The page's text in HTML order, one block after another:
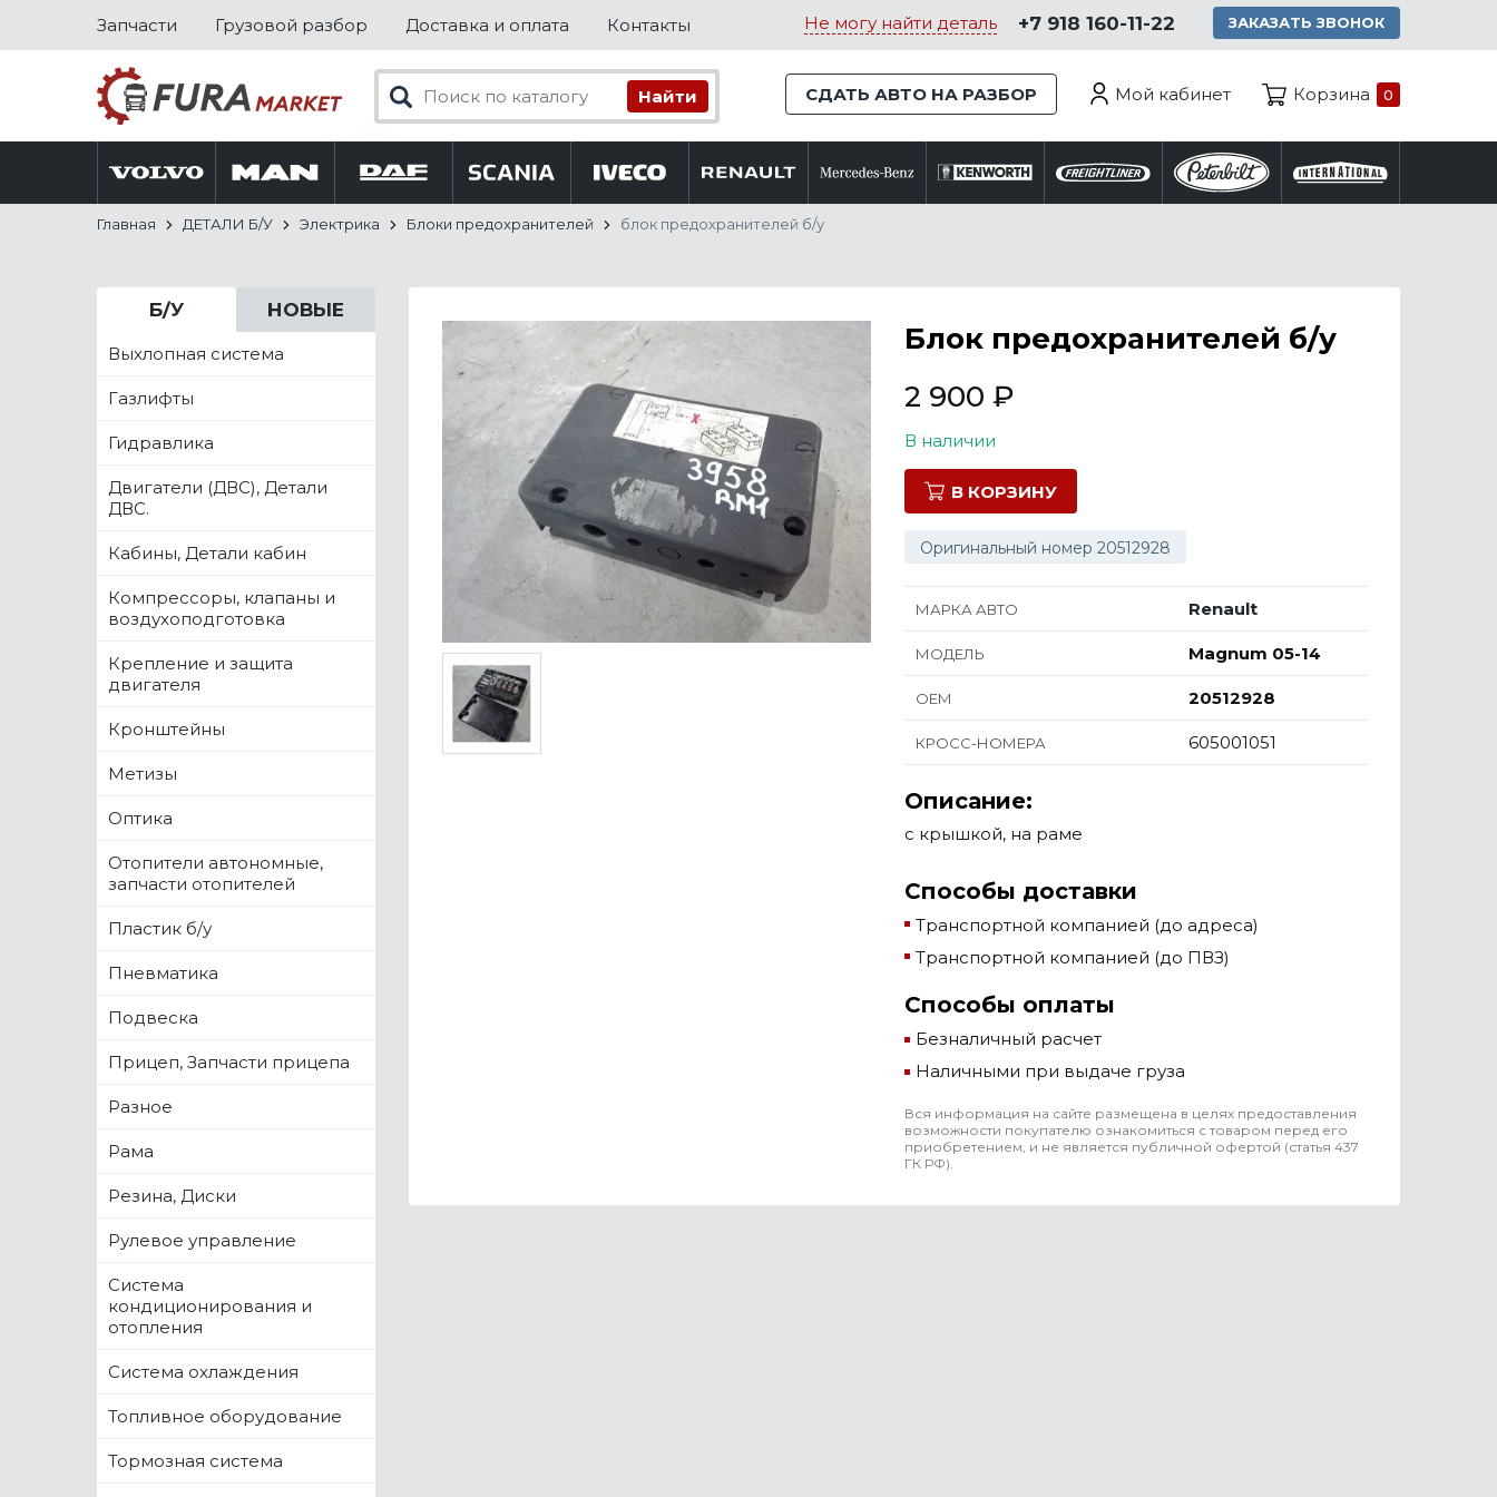
Запчасти Грузовой разбор Доставка и оплата Контакты Не могу найти деталь +7 918 160-11-22 ЗАКАЗАТЬ ЗВОНОК
СДАТЬ АВТО НА РАЗБОР Мой кабинет Корзина 0
Главная ДЕТАЛИ Б/У Электрика Блоки предохранителей блок предохранителей б/у
Б/У НОВЫЕ
Выхлопная система
Газлифты
Гидравлика
Двигатели (ДВС), Детали
ДВС.
Кабины, Детали кабин
Компрессоры, клапаны и
воздухоподготовка
Крепление и защита
двигателя
Кронштейны
Метизы
Оптика
Отопители автономные,
запчасти отопителей
Пластик б/у
Пневматика
Подвеска
Прицеп, Запчасти прицепа
Разное
Рама
Резина, Диски
Рулевое управление
Система
кондиционирования и
отопления
Система охлаждения
Топливное оборудование
Тормозная система
Блок предохранителей б/у
2 900 ₽
В наличии
В КОРЗИНУ
Оригинальный номер 20512928
МАРКА АВТО Renault
МОДЕЛЬ Magnum 05-14
ОЕМ 20512928
КРОСС-НОМЕРА 605001051
Описание:
с крышкой, на раме
Способы доставки
Транспортной компанией (до адреса)
Транспортной компанией (до ПВЗ)
Способы оплаты
Безналичный расчет
Наличными при выдаче груза
Вся информация на сайте размещена в целях предоставления
возможности покупателю ознакомиться с товаром перед его
приобретением, и не является публичной офертой (статья 437
ГК РФ).